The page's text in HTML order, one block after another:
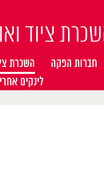
ציוד
חברות הפקה השכרת
לינקים